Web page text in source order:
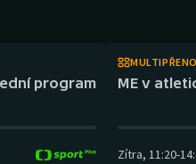
program ME v
Zítra, 11:20-